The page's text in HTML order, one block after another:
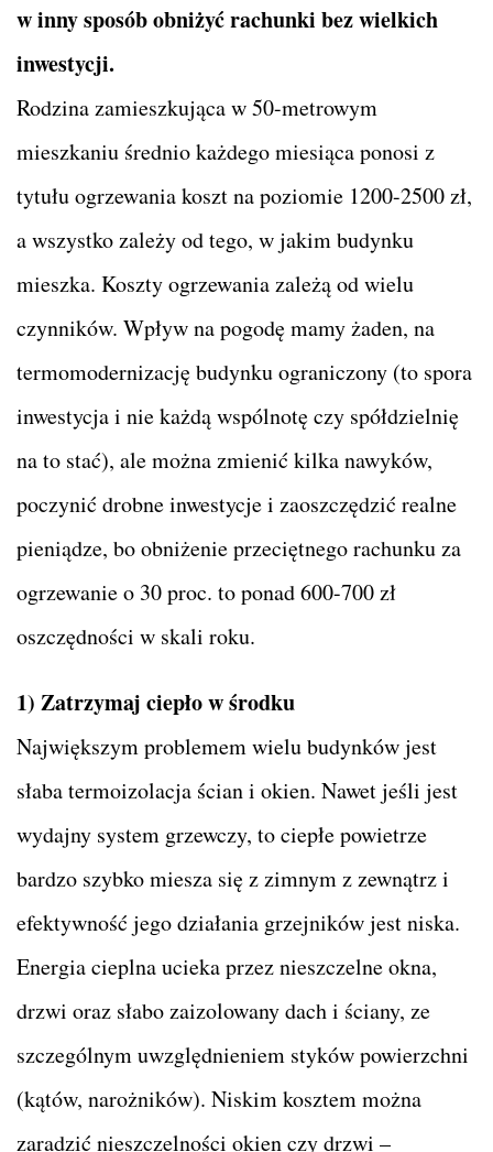
w inny sposób obniżyć rachunki bez wielkich
inwestycji.
Rodzina zamieszkująca w 50-metrowym
mieszkaniu średnio każdego miesiąca ponosi z
tytułu ogrzewania koszt na poziomie 1200-2500 zł,
a wszystko zależy od tego, w jakim budynku
mieszka. Koszty ogrzewania zależą od wielu
czynników. Wpływ na pogodę mamy żaden, na
termomodernizację budynku ograniczony (to spora
inwestycja i nie każdą wspólnotę czy spółdzielnię
na to stać), ale można zmienić kilka nawyków,
poczynić drobne inwestycje i zaoszczędzić realne
pieniądze, bo obniżenie przeciętnego rachunku za
ogrzewanie o 30 proc. to ponad 600-700 zł
oszczędności w skali roku.
1) Zatrzymaj ciepło w środku
Największym problemem wielu budynków jest
słaba termoizolacja ścian i okien. Nawet jeśli jest
wydajny system grzewczy, to ciepłe powietrze
bardzo szybko miesza się z zimnym z zewnątrz i
efektywność jego działania grzejników jest niska.
Energia cieplna ucieka przez nieszczelne okna,
drzwi oraz słabo zaizolowany dach i ściany, ze
szczególnym uwzględnieniem styków powierzchni
(kątów, narożników). Niskim kosztem można
zaradzić nieszczelności okien czy drzwi –